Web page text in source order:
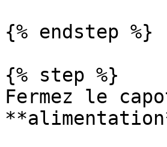
{% endstep %}
{% step %}
Fermez le